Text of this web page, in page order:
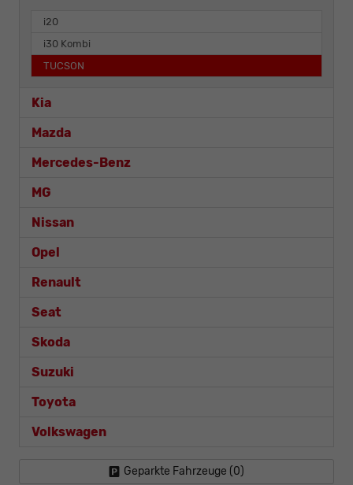
i20
i30 Kombi
TUCSON
Kia
Mazda
Mercedes-Benz
MG
Nissan
Opel
Renault
Seat
Skoda
Suzuki
Toyota
Volkswagen
Geparkte Fahrzeuge (0)